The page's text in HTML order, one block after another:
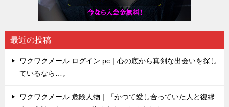
最近の投稿
ワクワクメール ログイン pc｜心の底から真剣な出会いを探し
ているなら…。
ワクワクメール 危険人物｜「かつて愛し合っていた人と復縁